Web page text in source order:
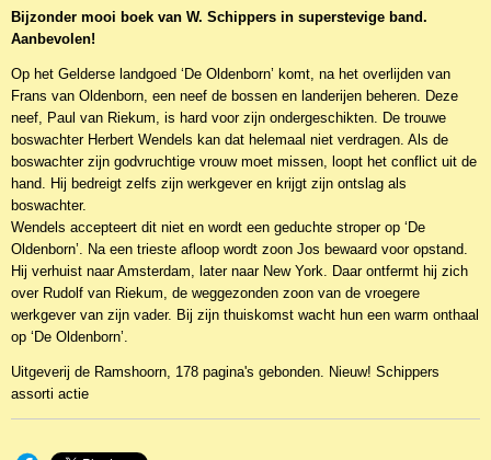
EAN code
9789461150103
Bijzonder mooi boek van W. Schippers in superstevige band.
Aanbevolen!
Op het Gelderse landgoed ‘De Oldenborn’ komt, na het overlijden van
Frans van Oldenborn, een neef de bossen en landerijen beheren. Deze
neef, Paul van Riekum, is hard voor zijn ondergeschikten. De trouwe
boswachter Herbert Wendels kan dat helemaal niet verdragen. Als de
boswachter zijn godvruchtige vrouw moet missen, loopt het conflict uit de
hand. Hij bedreigt zelfs zijn werkgever en krijgt zijn ontslag als
boswachter.
Wendels accepteert dit niet en wordt een geduchte stroper op ‘De
Oldenborn’. Na een trieste afloop wordt zoon Jos bewaard voor opstand.
Hij verhuist naar Amsterdam, later naar New York. Daar ontfermt hij zich
over Rudolf van Riekum, de weggezonden zoon van de vroegere
werkgever van zijn vader. Bij zijn thuiskomst wacht hun een warm onthaal
op ‘De Oldenborn’.
Uitgeverij de Ramshoorn, 178 pagina's gebonden. Nieuw! Schippers
assorti actie